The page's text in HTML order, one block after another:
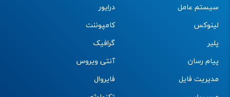
سیستم عامل
لینوکس
پلیر
پیام رسان
مدیریت فایل
درایور
کامپوننت
گرافیک
آنتی ویروس
فایروال